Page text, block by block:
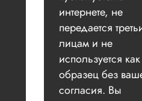
интернете, не
передается
лицам и не
используется как
образец без
согласия. Вы